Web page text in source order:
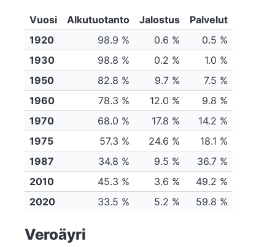
Vuosi Alkutuotanto Jalostus
Palvelut
1920
98.9 % 0.6 %
0.5 %
1930
98.8 % 0.2 %
1.0 %
1950
82.8 % 9.7 %
7.5 %
1960
78.3 % 12.0 %
9.8 %
1970
68.0 % 17.8 %
14.2 %
1975
57.3 % 24.6 %
18.1 %
1987
34.8 % 9.5 %
36.7 %
2010
45.3 % 3.6 %
49.2 %
2020
33.5 % 5.2 % 59.8 %
Veroäyri